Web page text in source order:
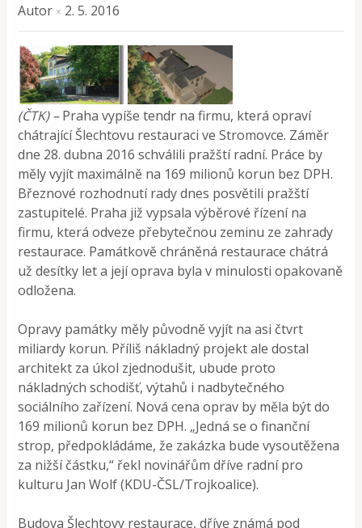
Autor × 2. 5. 2016
(ČTK) –Praha vypíše tendr na firmu, která opraví
chátrající Šlechtovu restauraci ve Stromovce. Záměr
dne 28. dubna 2016 schválili pražští radní. Práce by
měly vyjít maximálně na 169 milionů korun bez DPH.
Březnové rozhodnutí rady dnes posvětili pražští
zastupitelé. Praha již vypsala výběrové řízení na
firmu, která odveze přebytečnou zeminu ze zahrady
restaurace. Památkově chráněná restaurace chátrá
už desítky let a její oprava byla v minulosti opakovaně
odložena.
Opravy památky měly původně vyjít na asi čtvrt
miliardy korun. Příliš nákladný projekt ale dostal
architekt za úkol zjednodušit, ubude proto
nákladných schodišť, výtahů i nadbytečného
sociálního zařízení. Nová cena oprav by měla být do
169 milionů korun bez DPH. „Jedná se o finanční
strop, předpokládáme, že zakázka bude vysoutěžena
za nižší částku,“ řekl novinářům dříve radní pro
kulturu Jan Wolf (KDU-ČSL/Trojkoalice).
Budova Šlechtovy restaurace, dříve známá pod